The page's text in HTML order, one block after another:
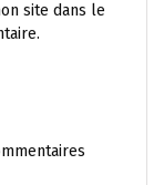
site dans le